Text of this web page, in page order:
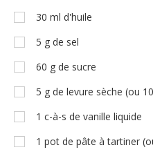
30 ml d'huile
5 g de sel
60 g de sucre
5 g de levure sèche (ou
1 c-à-s de vanille liquide
1 pot de pâte à tartiner